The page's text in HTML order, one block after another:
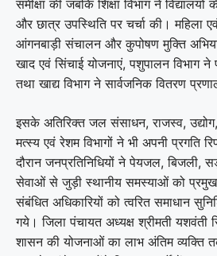
समीक्षा की जबकि शिक्षा विभाग ने
और छात्र उपस्थिति पर चर्चा की। महिला
आंगनबाड़ी संचालन और कुपोषण मुक्ति
खाद एवं सिंचाई योजनाएं, पशुपालन विभाग
तथा खाद्य विभाग ने सार्वजनिक वितरण
इसके अतिरिक्त जल संसाधन, राजस्व,
मत्स्य एवं रेशम विभागों ने भी अपनी प्रगति
दौरान जनप्रतिनिधियों ने पेयजल, बिजली,
सेवाओं से जुड़ी स्थानीय समस्याओं को
संबंधित अधिकारियों को त्वरित समाधान
गये। जिला पंचायत अध्यक्ष श्रीमती यशवंती
शासन की योजनाओं का लाभ अंतिम व्यक्ति